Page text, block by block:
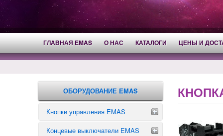
ГЛАВНАЯ EMAS О НАС КАТАЛОГИ ЦЕНЫ И
ОБОРУДОВАНИЕ EMAS
Кнопки управления EMAS
Аварийные кнопки
Концевые выключатели EMAS